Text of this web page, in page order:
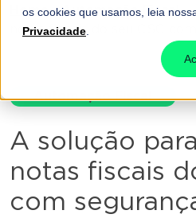
os cookies que usamos, leia
Privacidade
Home-Automação Fiscal-
notas fiscais do seu CSC
Automação Fiscal
A solução
notas fiscais
com